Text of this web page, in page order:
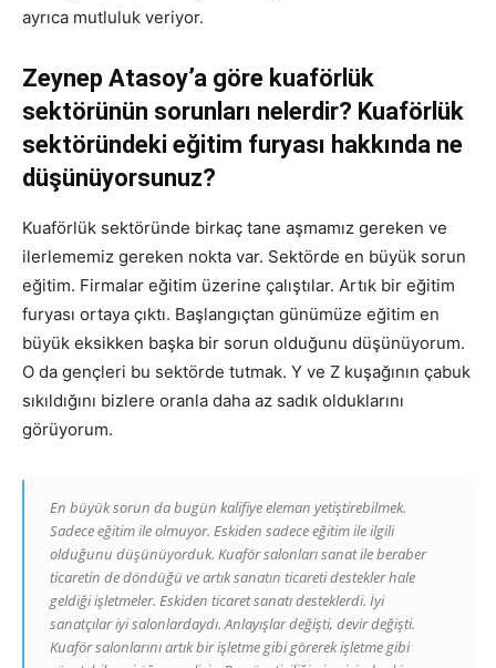
ayrıca mutluluk veriyor.
Zeynep Atasoy’a göre kuaförlük
sektörünün sorunları nelerdir? Kuaförlük
sektöründeki eğitim furyası hakkında ne
düşünüyorsunuz?
Kuaförlük sektöründe birkaç tane aşmamız gereken ve
ilerlememiz gereken nokta var. Sektörde en büyük sorun
eğitim. Firmalar eğitim üzerine çalıştılar. Artık bir eğitim
furyası ortaya çıktı. Başlangıçtan günümüze eğitim en
büyük eksikken başka bir sorun olduğunu düşünüyorum.
O da gençleri bu sektörde tutmak. Y ve Z kuşağının çabuk
sıkıldığını bizlere oranla daha az sadık olduklarını
görüyorum.
En büyük sorun da bugün kalifiye eleman yetiştirebilmek.
Sadece eğitim ile olmuyor. Eskiden sadece eğitim ile ilgili
olduğunu düşünüyorduk. Kuaför salonları sanat ile beraber
ticaretin de döndüğü ve artık sanatın ticareti destekler hale
geldiği işletmeler. Eskiden ticaret sanatı desteklerdi. İyi
sanatçılar iyi salonlardaydı. Anlayışlar değişti, devir değişti.
Kuaför salonlarını artık bir işletme gibi görerek işletme gibi